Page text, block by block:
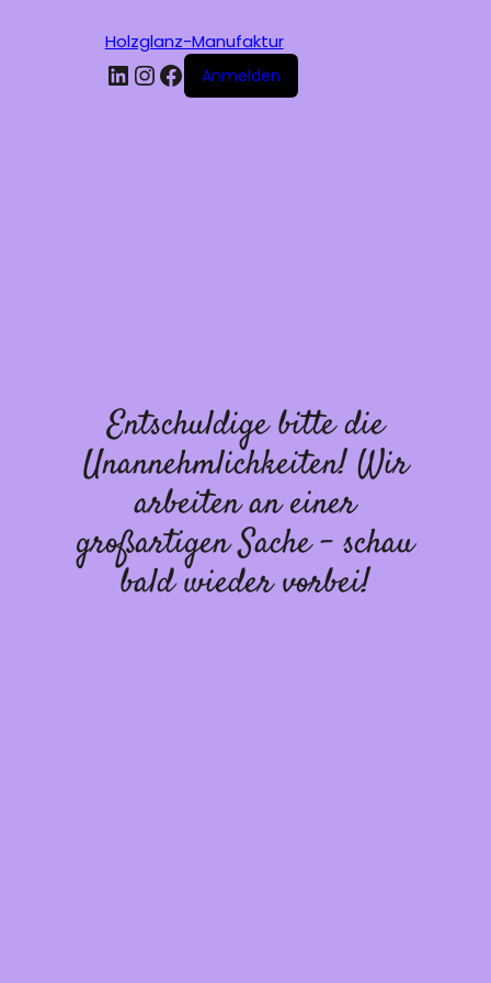
Holzglanz-Manufaktur
LinkedIn
Instagram
Facebook
Anmelden
Entschuldige bitte die
Unannehmlichkeiten! Wir
arbeiten an einer
großartigen Sache – schau
bald wieder vorbei!